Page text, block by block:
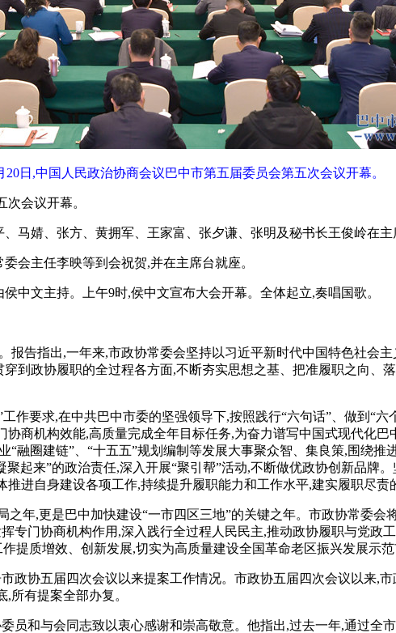
20日,中国人民政治协商会议巴中市第五届委员会第五次会议开幕。
会议开幕。
马婧、张方、黄拥军、王家富、张夕谦、张明及秘书长王俊岭在主
会主任李映等到会祝贺,并在主席台就座。
中文主持。上午9时,侯中文宣布大会开幕。全体起立,奏唱国歌。
报告指出,一年来,市政协常委会坚持以习近平新时代中国特色社会
到政协履职的全过程各方面,不断夯实思想之基、把准履职之向、
作要求,在中共巴中市委的坚强领导下,按照践行“六句话”、做到“
商机构效能,高质量完成全年目标任务,为奋力谱写中国式现代化
“融圈建链”、“十五五”规划编制等发展大事聚众智、集良策,围绕
起来”的政治责任,深入开展“聚引帮”活动,不断做优政协创新品牌
进自身建设各项工作,持续提升履职能力和工作水平,建实履职尽责
之年,更是巴中加快建设“一市四区三地”的关键之年。市政协常委
专门协商机构作用,深入践行全过程人民民主,推动政协履职与党政
提质增效、创新发展,切实为高质量建设全国革命老区振兴发展示
政协五届四次会议以来提案工作情况。市政协五届四次会议以来,
所有提案全部办复。
员和与会同志致以衷心感谢和崇高敬意。他指出,过去一年,通过全